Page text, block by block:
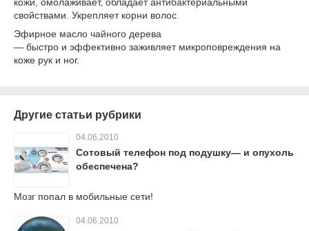
свойствами. Укрепляет корни волос.
Эфирное масло чайного дерева
— быстро и эффективно заживляет микроповреждения на
коже рук и ног.
Другие статьи рубрики
04.06.2010
Сотовый телефон под подушку— и опухоль
обеспечена?
Мозг попал в мобильные сети!
04.06.2010